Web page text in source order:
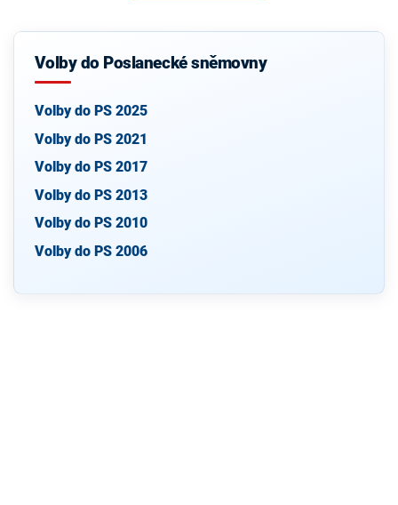
Volby do Poslanecké sněmovny
Volby do PS 2025
Volby do PS 2021
Volby do PS 2017
Volby do PS 2013
Volby do PS 2010
Volby do PS 2006